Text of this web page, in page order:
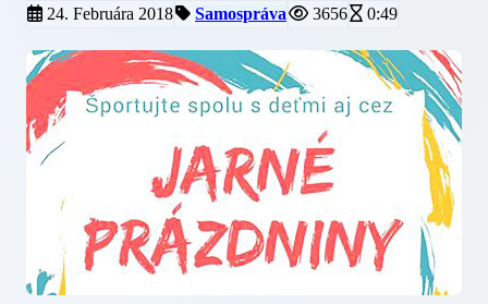
24. Februára 2018 Samospráva 3656 0:49